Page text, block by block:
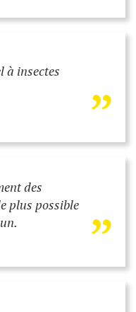
à insectes
„
des
plus possible
„